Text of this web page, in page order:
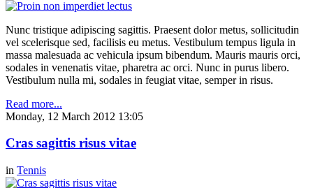
Nunc tristique adipiscing sagittis. Praesent dolor metus, sollicitudin
vel scelerisque sed, facilisis eu metus. Vestibulum tempus ligula in
massa malesuada ac vehicula ipsum bibendum. Mauris mauris orci,
sodales in venenatis vitae, pharetra ac orci. Nunc in purus libero.
Vestibulum nulla mi, sodales in feugiat vitae, semper in risus.
Read more...
Monday, 12 March 2012 13:05
Cras sagittis risus vitae
in Tennis